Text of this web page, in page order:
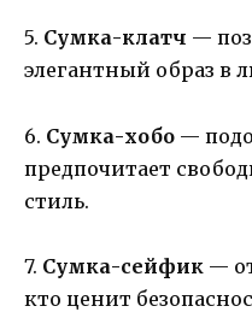
5. Сумка-клатч —
элегантный образ в
6. Сумка-хобо —
предпочитает
стиль.
7. Сумка-сейфик —
кто ценит